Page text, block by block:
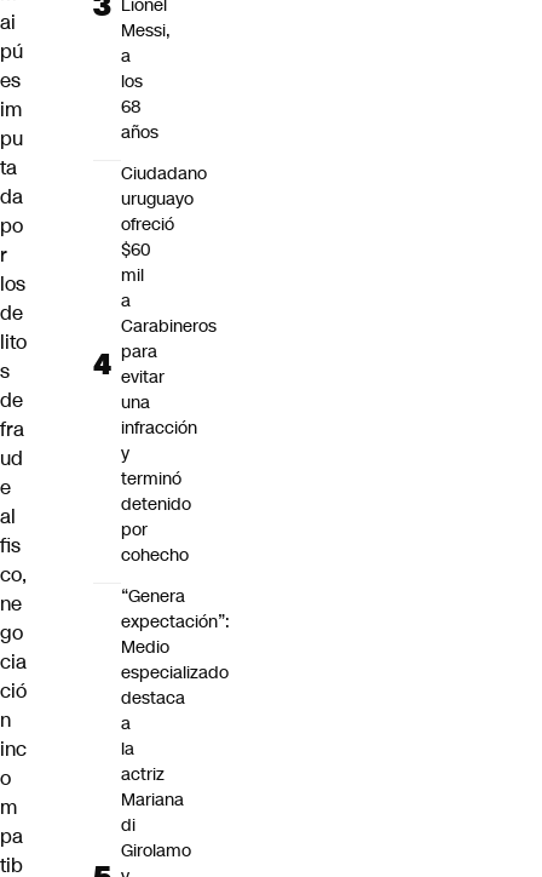
ai
pú
es
im
pu
ta
da
po
r
los
de
lito
s
de
fra
ud
e
al
fis
co,
ne
go
cia
ció
n
inc
o
m
pa
tib
Lionel
Messi,
a
los
68
años
Ciudadano
uruguayo
ofreció
$60
mil
a
Carabineros
para
evitar
una
infracción
y
terminó
detenido
por
cohecho
“Genera
expectación”:
Medio
especializado
destaca
a
la
actriz
Mariana
di
Girolamo